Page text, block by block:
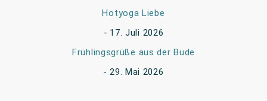
Hotyoga Liebe
17. Juli 2026
Frühlingsgrüße aus der Bude
29. Mai 2026